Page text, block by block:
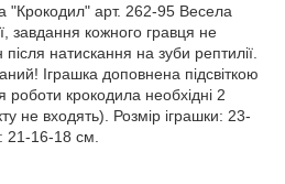
"Крокодил" арт. 262-95 Весела
завдання кожного гравця не
натискання на зуби рептилії.
Іграшка доповнена підсвіткою
крокодила необхідні 2
не входять). Розмір іграшки: 23-
21-16-18 см.